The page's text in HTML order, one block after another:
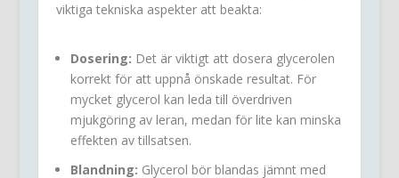
viktiga tekniska aspekter att beakta:
Dosering: Det är viktigt att dosera glycerolen
korrekt för att uppnå önskade resultat. För
mycket glycerol kan leda till överdriven
mjukgöring av leran, medan för lite kan minska
effekten av tillsatsen.
Blandning: Glycerol bör blandas jämnt med